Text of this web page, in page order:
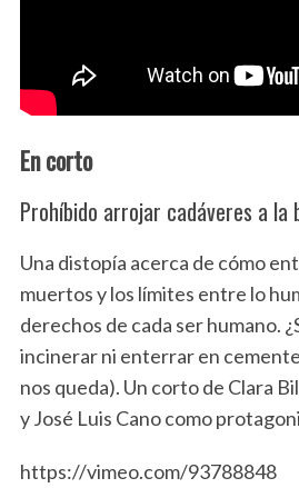
Encorto
Prohíbido arrojar cadáveres a la
Una distopía acerca de cómo
muertos y los límites entre lo
derechos de cada ser humano.
incinerar ni enterrar en
nos queda). Un corto de Clara
y José Luis Cano como
https://vimeo.com/93788848